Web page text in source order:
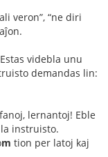
veron”, “ne diri
videbla unu
demandas lin:
lernantoj! Eble
instruisto.
m tion per latoj kaj